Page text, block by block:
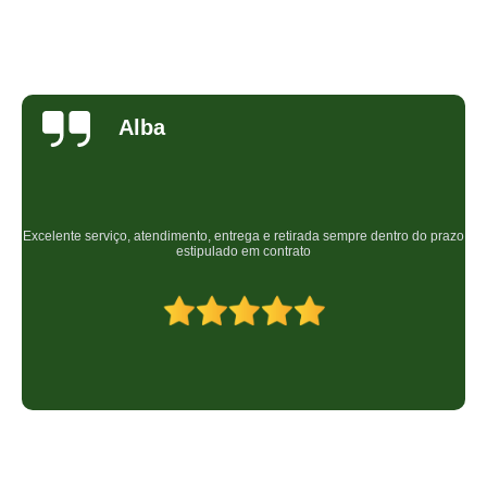
entrega e retirada sempre dentro do prazo
Atendimento